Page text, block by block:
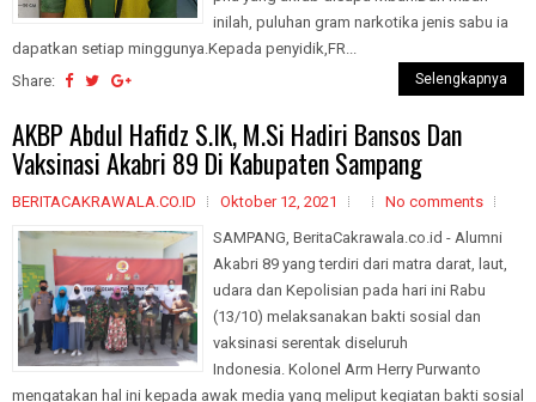
inilah, puluhan gram narkotika jenis sabu ia
dapatkan setiap minggunya.Kepada penyidik,FR...
Share:
Selengkapnya
AKBP Abdul Hafidz S.IK, M.Si Hadiri Bansos Dan
Vaksinasi Akabri 89 Di Kabupaten Sampang
BERITACAKRAWALA.CO.ID Oktober 12, 2021
No comments
SAMPANG, BeritaCakrawala.co.id - Alumni
Akabri 89 yang terdiri dari matra darat, laut,
udara dan Kepolisian pada hari ini Rabu
(13/10) melaksanakan bakti sosial dan
vaksinasi serentak diseluruh
Indonesia. Kolonel Arm Herry Purwanto
mengatakan hal ini kepada awak media yang meliput kegiatan bakti sosial